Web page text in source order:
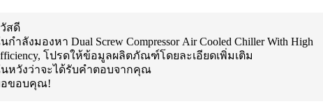
Rooftop Hvac Units
รื่องปรับอากาศแยก (12)